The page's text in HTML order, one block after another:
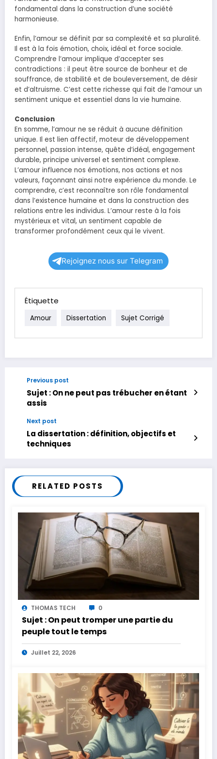
fondamental dans la construction d’une société
harmonieuse.
Enfin, l’amour se définit par sa complexité et sa pluralité.
Il est à la fois émotion, choix, idéal et force sociale.
Comprendre l’amour implique d’accepter ses
contradictions : il peut être source de bonheur et de
souffrance, de stabilité et de bouleversement, de désir
et d’altruisme. C’est cette richesse qui fait de l’amour un
sentiment unique et essentiel dans la vie humaine.
Conclusion
En somme, l’amour ne se réduit à aucune définition
unique. Il est lien affectif, moteur de développement
personnel, passion intense, quête d’idéal, engagement
durable, principe universel et sentiment complexe.
L’amour influence nos émotions, nos actions et nos
valeurs, façonnant ainsi notre expérience du monde. Le
comprendre, c’est reconnaître son rôle fondamental
dans l’existence humaine et dans la construction des
relations entre les individus. L’amour reste à la fois
mystérieux et vital, un sentiment capable de
transformer profondément ceux qui le vivent.
Rejoignez nous sur Telegram
Étiquette
Amour Dissertation Sujet Corrigé
Previous post
Sujet : On ne peut pas trébucher en étant
assis
Next post
La dissertation : définition, objectifs et
techniques
RELATED POSTS
THOMAS TECH 0
Sujet : On peut tromper une partie du
peuple tout le temps
Juillet 22, 2026